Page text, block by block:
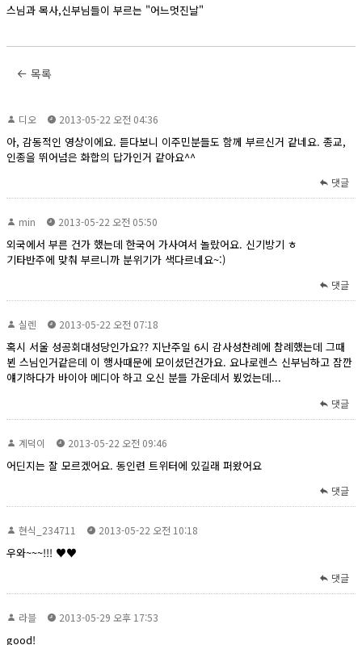
스님과 목사,신부님들이 부르는 "어느멋진날"
목록
디오 2013-05-22 오전 04:36
아, 감동적인 영상이에요. 듣다보니 이주민분들도 함께 부르신거 같네요. 종교,
인종을 뛰어넘은 화합의 답가인거 같아요^^
댓글
min 2013-05-22 오전 05:50
외국에서 부른 건가 했는데 한국어 가사여서 놀랐어요. 신기방기 ㅎ
기타반주에 맞춰 부르니까 분위기가 색다르네요~:)
댓글
실렌 2013-05-22 오전 07:18
혹시 서울 성공회대성당인가요?? 지난주일 6시 감사성찬례에 참례했는데 그때
뵌 스님인거같은데 이 행사때문에 모이셨던건가요. 요나로렌스 신부님하고 잠깐
얘기하다가 바이아 메디아 하고 오신 분들 가운데서 뵜었는데...
댓글
계덕이 2013-05-22 오전 09:46
어딘지는 잘 모르겠어요. 동인련 트위터에 있길래 퍼왔어요
댓글
현식_234711 2013-05-22 오전 10:18
우와~~~!!! ♥♥
댓글
라블 2013-05-29 오후 17:53
good!